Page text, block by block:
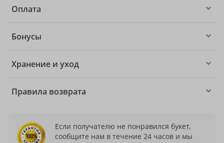
Оплата
Бонусы
Хранение и уход
Правила возврата
Если получателю не понравился букет,
сообщите нам в течение 24 часов и мы